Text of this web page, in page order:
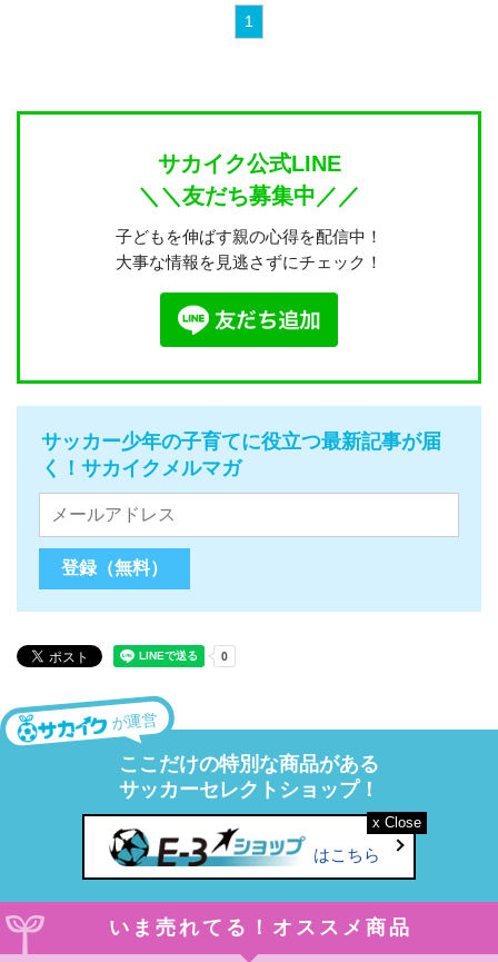
1
サカイク公式LINE
＼＼友だち募集中／／
子どもを伸ばす親の心得を配信中！
大事な情報を見逃さずにチェック！
サッカー少年の子育てに役立つ最新記事が届
く！サカイクメルマガ
が運営
ここだけの特別な商品がある
サッカーセレクトショップ！
はこちら
いま売れてる！オススメ商品